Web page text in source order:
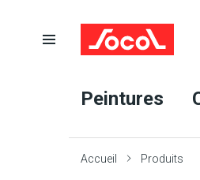
Ouvrir
Peintures
Accueil Produits